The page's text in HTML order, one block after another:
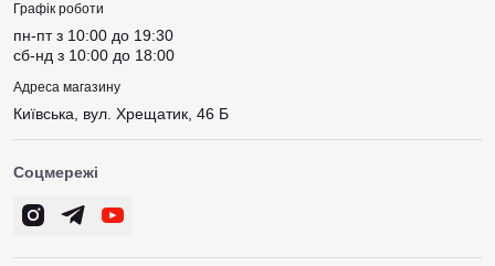
Графік роботи
пн-пт з 10:00 до 19:30
сб-нд з 10:00 до 18:00
Адреса магазину
Київська, вул. Хрещатик, 46 Б
Соцмережі